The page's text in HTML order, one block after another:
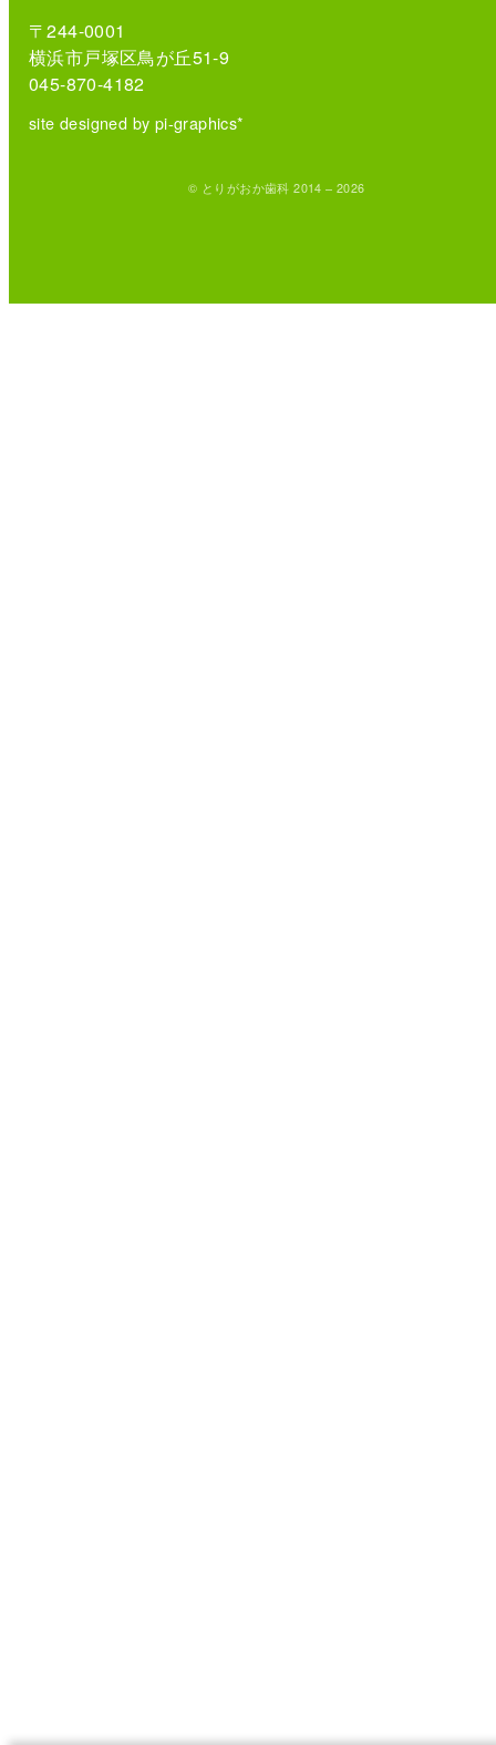
〒244-0001
横浜市戸塚区鳥が丘51-9
045-870-4182
site designed by pi-graphics*
© とりがおか歯科 2014 – 2026